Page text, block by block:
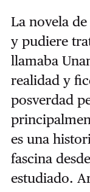
La novela
y pudiere
llamaba
realidad y
posverdad
es una
fascina
estudiado.